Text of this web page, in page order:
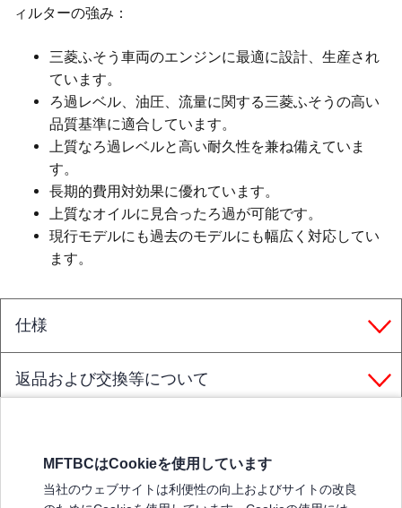
ィルターの強み：
三菱ふそう車両のエンジンに最適に設計、生産され
ています。
ろ過レベル、油圧、流量に関する三菱ふそうの高い
品質基準に適合しています。
上質なろ過レベルと高い耐久性を兼ね備えていま
す。
長期的費用対効果に優れています。
上質なオイルに見合ったろ過が可能です。
現行モデルにも過去のモデルにも幅広く対応してい
ます。
仕様
返品および交換等について
弊社の製品について
MFTBCはCookieを使用しています
当社のウェブサイトは利便性の向上およびサイトの改良